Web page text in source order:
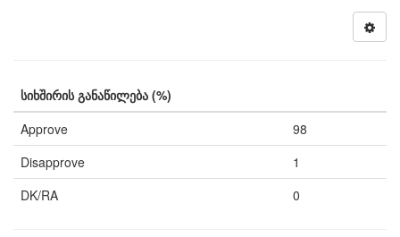
სიხშირის განაწილება (%)
Approve
98
Disapprove
1
DK/RA
0